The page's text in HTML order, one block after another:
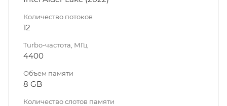
Количество потоков
12
Turbo-частота, МГц
4400
Объем памяти
8 GB
Количество слотов памяти